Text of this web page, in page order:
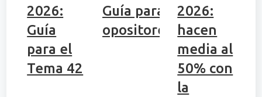
2026:
Guía
para el
Tema 42
Guía para
opositores
2026:
hacen
media al
50% con
la